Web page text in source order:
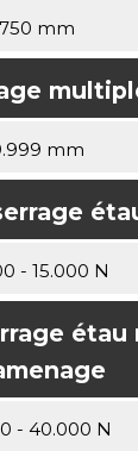
750 mm
mm
- 15.000 N
étau
- 40.000 N